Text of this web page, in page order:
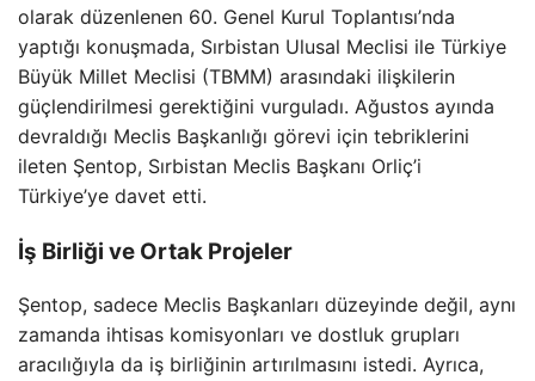
olarak düzenlenen 60. Genel Kurul Toplantısı’nda
yaptığı konuşmada, Sırbistan Ulusal Meclisi ile Türkiye
Büyük Millet Meclisi (TBMM) arasındaki ilişkilerin
güçlendirilmesi gerektiğini vurguladı. Ağustos ayında
devraldığı Meclis Başkanlığı görevi için tebriklerini
ileten Şentop, Sırbistan Meclis Başkanı Orliç’i
Türkiye’ye davet etti.
İş Birliği ve Ortak Projeler
Şentop, sadece Meclis Başkanları düzeyinde değil, aynı
zamanda ihtisas komisyonları ve dostluk grupları
aracılığıyla da iş birliğinin artırılmasını istedi. Ayrıca,